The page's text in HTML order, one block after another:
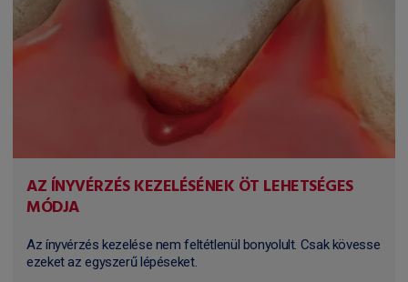
AZ ÍNYVÉRZÉS KEZELÉSÉNEK ÖT LEHETSÉGES
MÓDJA
Az ínyvérzés kezelése nem feltétlenül bonyolult. Csak kövesse
ezeket az egyszerű lépéseket.